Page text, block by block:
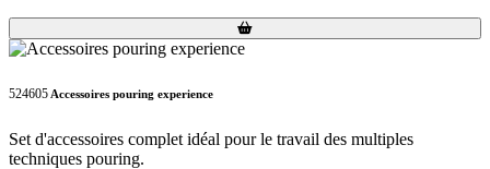
Loading...
Loading...
524605 Accessoires pouring experience
Set d'accessoires complet idéal pour le travail des multiples
techniques pouring.